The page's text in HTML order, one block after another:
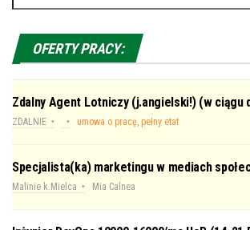
OFERTY PRACY:
Zdalny Agent Lotniczy (j.angielski!) (w ciągu
ZDALNIE umowa o pracę, pełny etat
Specjalista(ka) marketingu w mediach
Malinie k.Mielca Mia Calnea